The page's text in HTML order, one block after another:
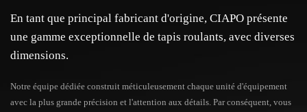
En tant que principal fabricant d'origine, CIAPO présente
une gamme exceptionnelle de tapis roulants, avec diverses
dimensions.
Notre équipe dédiée construit méticuleusement chaque unité d'équipement
avec la plus grande précision et l'attention aux détails. Par conséquent, vous